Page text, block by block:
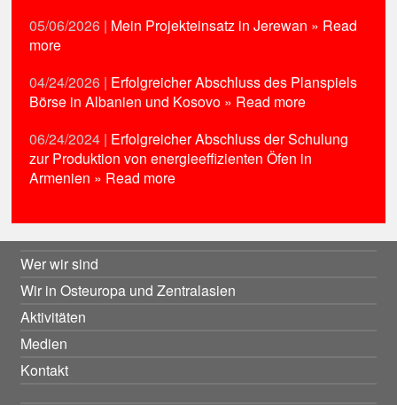
05/06/2026 | Mein Projekteinsatz in Jerewan » Read
more
04/24/2026 | Erfolgreicher Abschluss des Planspiels
Börse in Albanien und Kosovo » Read more
06/24/2024 | Erfolgreicher Abschluss der Schulung
zur Produktion von energieeffizienten Öfen in
Armenien » Read more
Wer wir sind
Wir in Osteuropa und Zentralasien
Aktivitäten
Medien
Kontakt